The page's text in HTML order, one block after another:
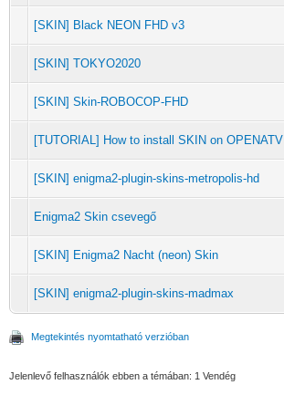
[SKIN] Black NEON FHD v3
[SKIN] TOKYO2020
[SKIN] Skin-ROBOCOP-FHD
[TUTORIAL] How to install SKIN on OPENATV
[SKIN] enigma2-plugin-skins-metropolis-hd
Enigma2 Skin csevegő
[SKIN] Enigma2 Nacht (neon) Skin
[SKIN] enigma2-plugin-skins-madmax
Megtekintés nyomtatható verzióban
Jelenlevő felhasználók ebben a témában: 1 Vendég